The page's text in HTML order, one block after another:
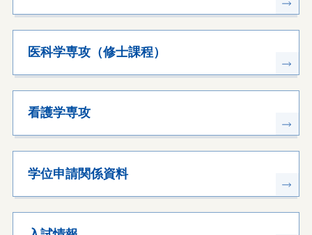
医科学専攻（修士課程）
看護学専攻
学位申請関係資料